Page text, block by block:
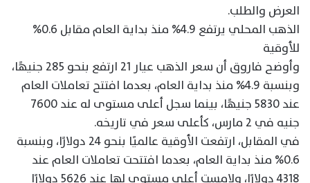
العرض والطلب.
الذهب المحلي يرتفع 4.9% منذ بداية العام مقابل 0.6%
للأوقية
وأوضح فاروق أن سعر الذهب عيار 21 ارتفع بنحو 285 جنيهًا،
وبنسبة 4.9% منذ بداية العام، بعدما افتتح تعاملات العام
عند 5830 جنيهًا، بينما سجل أعلى مستوى له عند 7600
جنيه في 2 مارس، كأعلى سعر في تاريخه.
في المقابل، ارتفعت الأوقية عالميًا بنحو 24 دولارًا، وبنسبة
0.6% منذ بداية العام، بعدما افتتحت تعاملات العام عند
4318 دولارًا، ولامست أعلى مستوى لها عند 5626 دولارًا